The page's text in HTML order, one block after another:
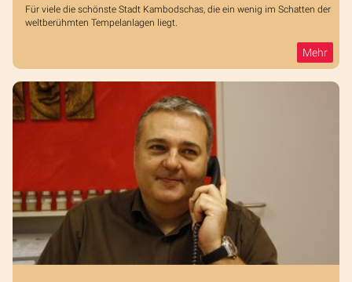
Für viele die schönste Stadt Kambodschas, die ein wenig im Schatten der
weltberühmten Tempelanlagen liegt.
Mehr